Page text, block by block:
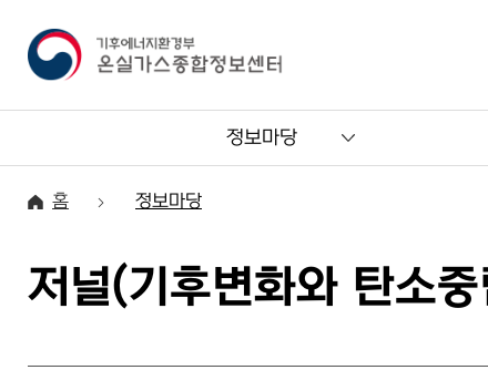
정보마당
홈 정보마당
저널(기후변화와 탄소